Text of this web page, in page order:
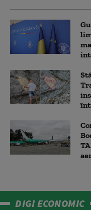
DIGI ECONOMIC